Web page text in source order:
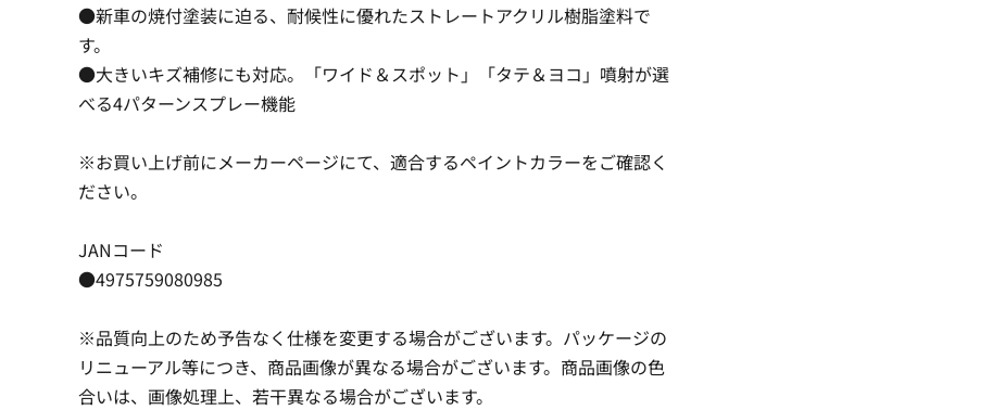
●新車の焼付塗装に迫る、耐候性に優れたストレートアクリル樹脂塗料で
す。
●大きいキズ補修にも対応。「ワイド＆スポット」「タテ＆ヨコ」噴射が選
べる4パターンスプレー機能
※お買い上げ前にメーカーページにて、適合するペイントカラーをご確認く
ださい。
JANコード
●4975759080985
※品質向上のため予告なく仕様を変更する場合がございます。パッケージの
リニューアル等につき、商品画像が異なる場合がございます。商品画像の色
合いは、画像処理上、若干異なる場合がございます。